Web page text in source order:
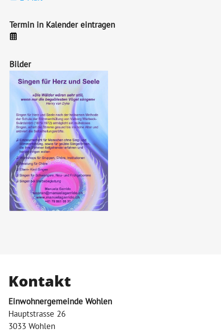
Termin in Kalender eintragen
Bilder
Kontakt
Einwohnergemeinde Wohlen
Hauptstrasse 26
3033 Wohlen